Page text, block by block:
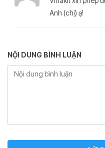
Anh (chị) ạ!
NỘI DUNG BÌNH LUẬN